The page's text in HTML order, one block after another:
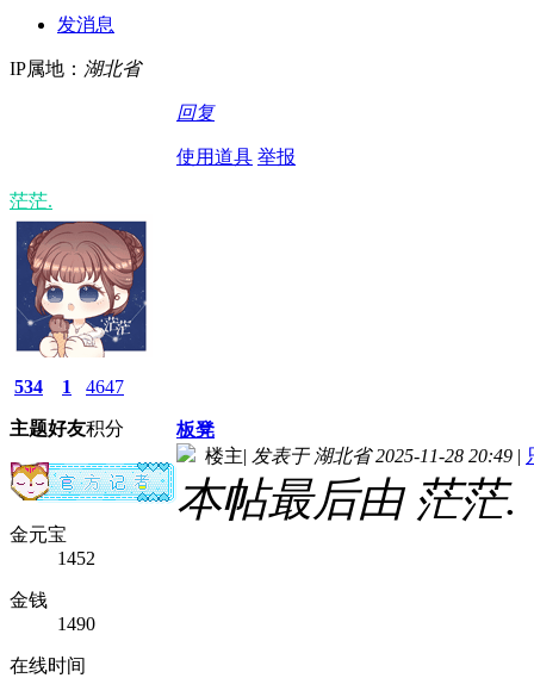
发消息
IP属地： 湖北省
回复
使用道具 举报
茫茫.
534
主题
1
好友
4647
积分
金元宝
1452
金钱
1490
在线时间
板凳
楼主| 发表于 湖北省 2025-11-28 20:49 |
本帖最后由 茫茫.